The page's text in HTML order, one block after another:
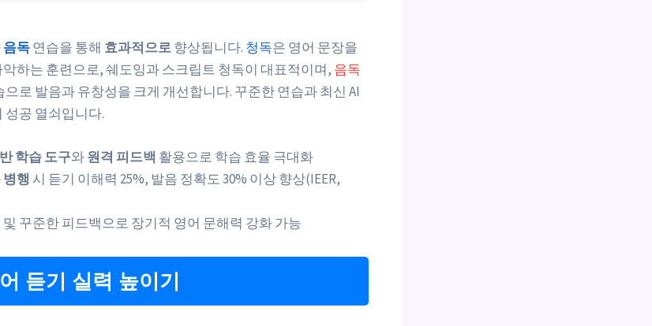
음독연습을 통해 효과적으로향상됩니다. 청독은 영어 문장을
하는 훈련으로, 쉐도잉과 스크립트 청독이 대표적이며, 음독
로 발음과 유창성을 크게 개선합니다. 꾸준한 연습과 최신 AI
성공 열쇠입니다.
학습 도구와원격 피드백 활용으로 학습 효율 극대화
병행 시 듣기 이해력 25%, 발음 정확도 30% 이상 향상(IEER,
및 꾸준한 피드백으로 장기적 영어 문해력 강화 가능
듣기 실력 높이기